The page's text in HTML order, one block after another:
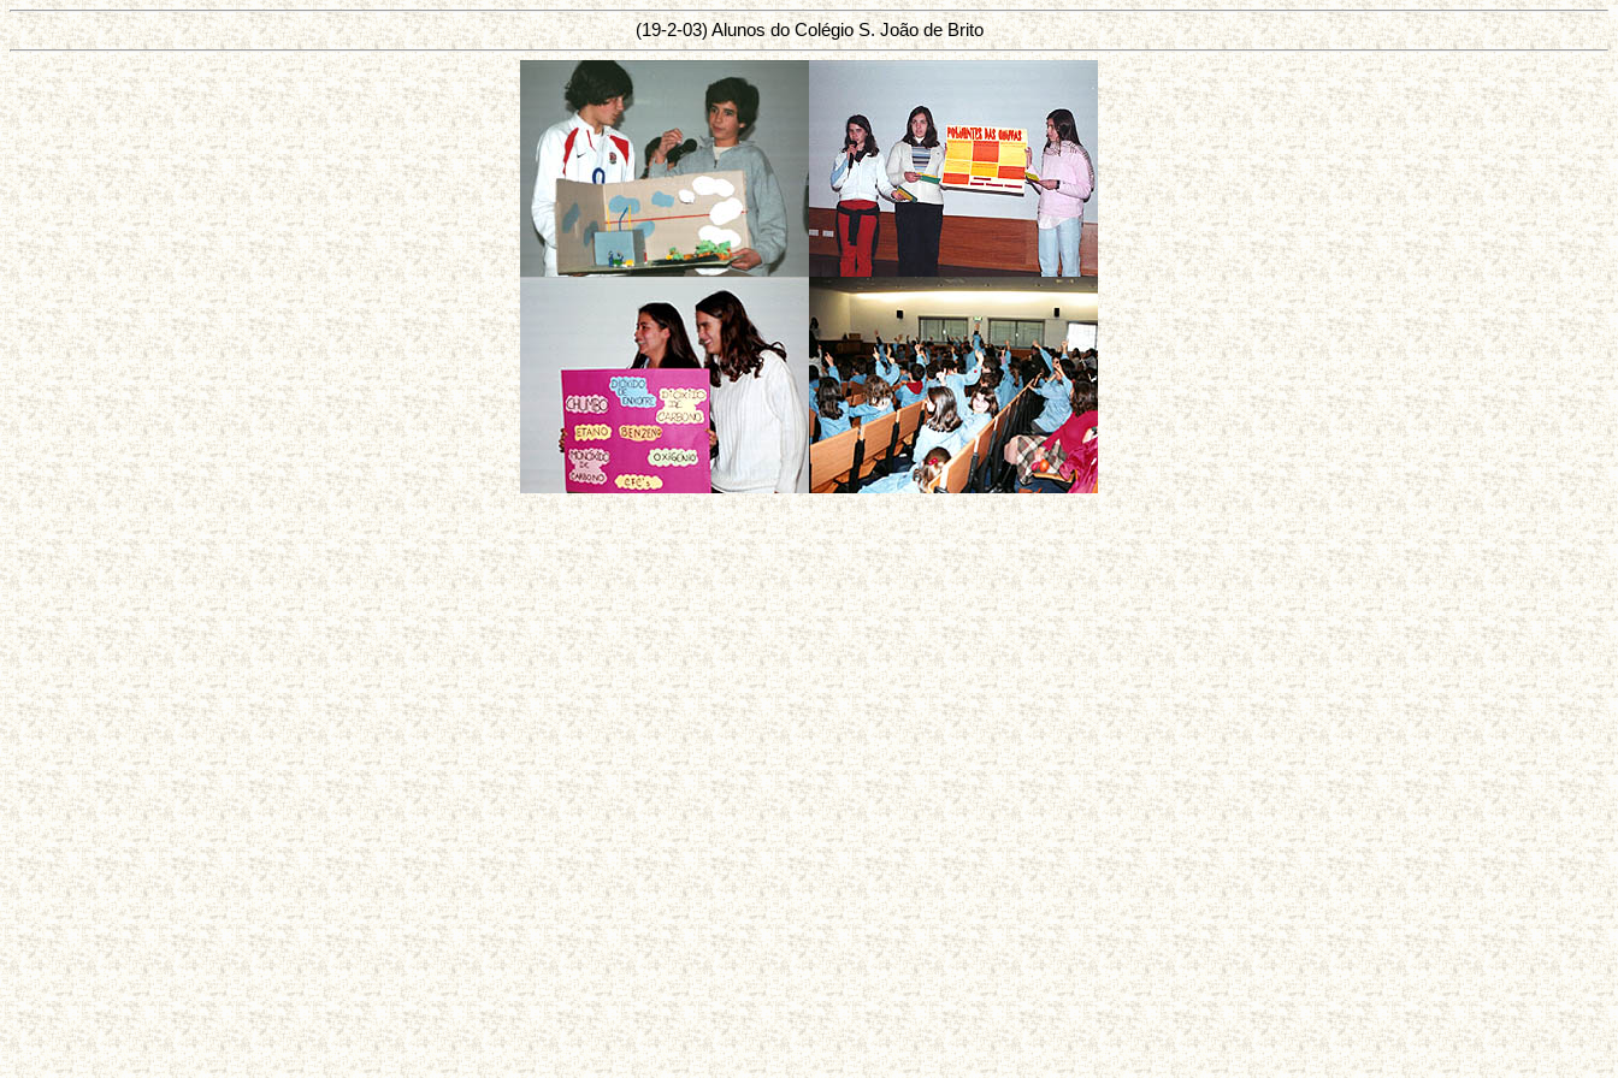
(19-2-03) Alunos do Colégio S. João de Brito